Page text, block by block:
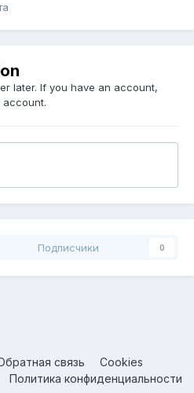
later. If you have an account,
Подписчики 0
связь
Cookies
Политика конфиденциальности